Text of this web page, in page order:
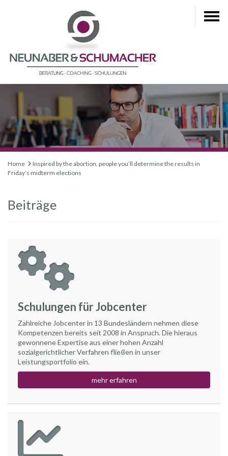
Home
Inspired by the abortion, people you’ll determine the results in
Friday’s midterm elections
Beiträge
Schulungen für Jobcenter
Zahlreiche Jobcenter in 13 Bundesländern nehmen diese
Kompetenzen bereits seit 2008 in Anspruch. Die hieraus
gewonnene Expertise aus einer hohen Anzahl
sozialgerichtlicher Verfahren fließen in unser
Leistungsportfolio ein.
mehr erfahren